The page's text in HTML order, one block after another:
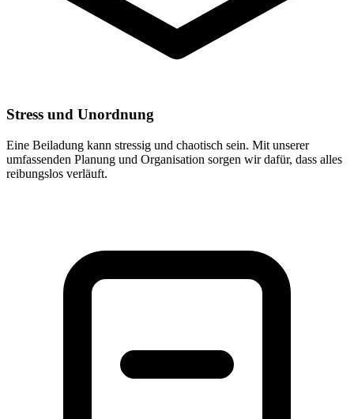
Stress und Unordnung
Eine Beiladung kann stressig und chaotisch sein. Mit unserer
umfassenden Planung und Organisation sorgen wir dafür, dass alles
reibungslos verläuft.